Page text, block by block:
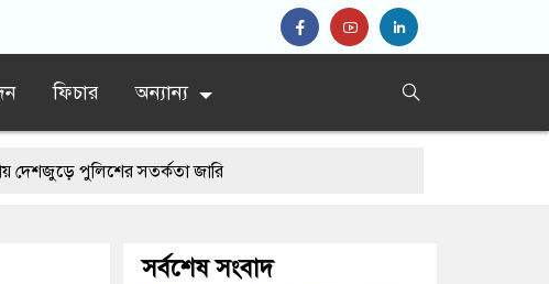
ফিচার অন্যান্য
সতর্কতা জারি
সর্বশেষ সংবাদ